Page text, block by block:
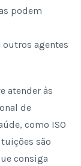
podem
agentes
atender às
de
como ISO
são
consiga